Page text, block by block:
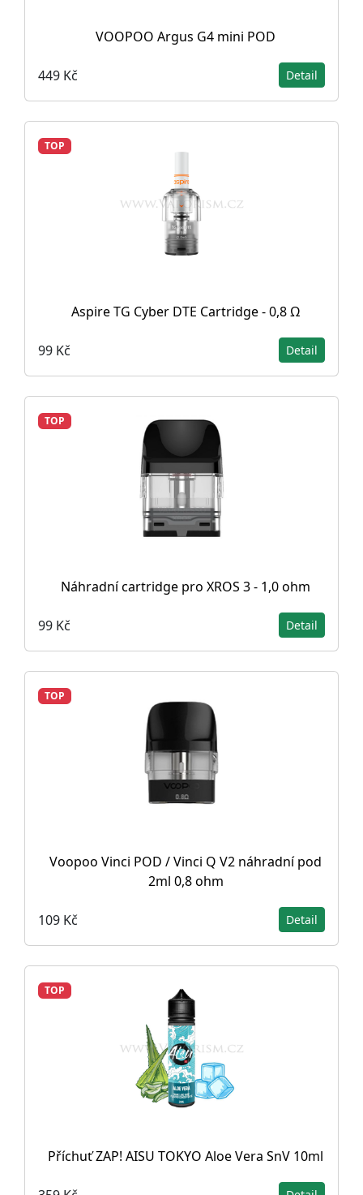
VOOPOO Argus G4 mini POD
449 Kč Detail
TOP
Aspire TG Cyber DTE Cartridge - 0,8 Ω
99 Kč Detail
TOP
Náhradní cartridge pro XROS 3 - 1,0 ohm
99 Kč Detail
TOP
Voopoo Vinci POD / Vinci Q V2 náhradní pod
2ml 0,8 ohm
109 Kč Detail
TOP
Příchuť ZAP! AISU TOKYO Aloe Vera SnV 10ml